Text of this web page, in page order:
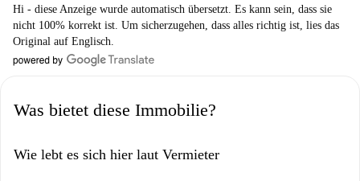
Hi - diese Anzeige wurde automatisch übersetzt. Es kann sein, dass sie
nicht 100% korrekt ist. Um sicherzugehen, dass alles richtig ist, lies das
Original auf Englisch.
Was bietet diese Immobilie?
Wie lebt es sich hier laut Vermieter